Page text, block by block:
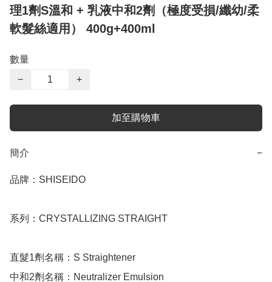
理1劑S溫和 + 乳液中和2劑（極度受損/纖幼/柔
軟髮絲適用） 400g+400ml
數量
−
+
加至購物車
簡介 −
品牌：SHISEIDO
系列：CRYSTALLIZING STRAIGHT
直髮1劑名稱：S Straightener
中和2劑名稱：Neutralizer Emulsion